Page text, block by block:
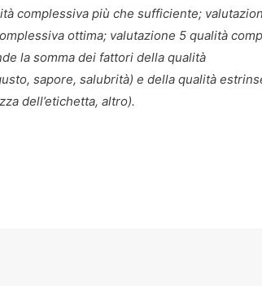
complessiva più che sufficiente;
ottima; valutazione 5 qualità
la somma dei fattori della qualità
sapore, salubrità) e della qualità
dell’etichetta, altro).